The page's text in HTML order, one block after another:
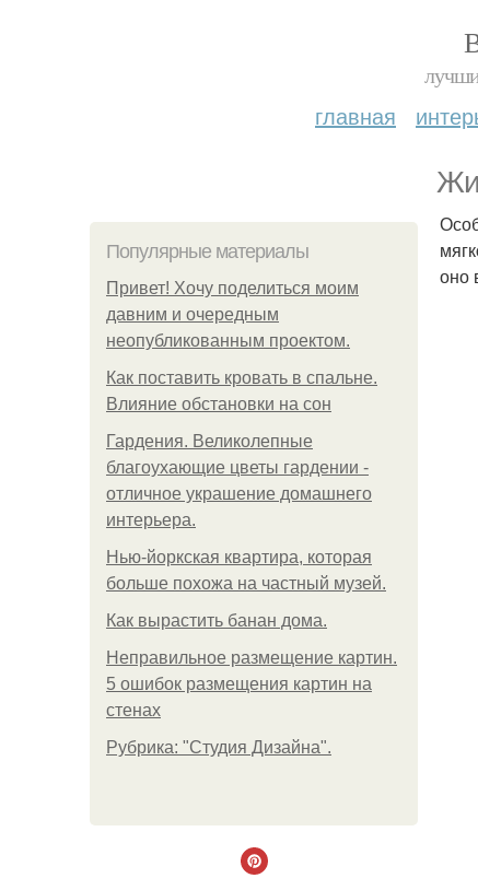
главная
Популярные материалы
Привет! Хочу поделиться моим
давним и очередным
неопубликованным проектом.
Как поставить кровать в спальне.
Влияние обстановки на сон
Гардения. Великолепные
благоухающие цветы гардении -
отличное украшение домашнего
интерьера.
Нью-йоркская квартира, которая
больше похожа на частный музей.
Как вырастить банан дома.
Неправильное размещение картин.
5 ошибок размещения картин на
стенах
Рубрика: "Студия Дизайна".
оно